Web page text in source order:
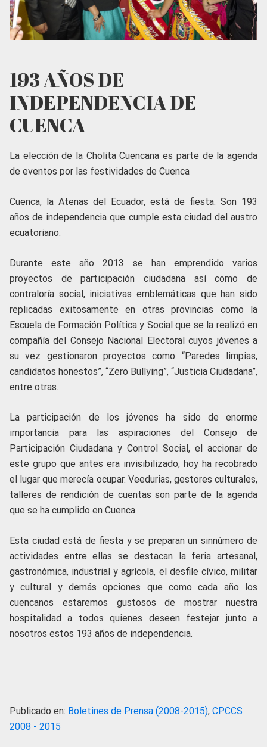
193 AÑOS DE
INDEPENDENCIA DE
CUENCA
La elección de la Cholita Cuencana es parte de la agenda
de eventos por las festividades de Cuenca
Cuenca, la Atenas del Ecuador, está de fiesta. Son 193
años de independencia que cumple esta ciudad del austro
ecuatoriano.
Durante este año 2013 se han emprendido varios
proyectos de participación ciudadana así como de
contraloría social, iniciativas emblemáticas que han sido
replicadas exitosamente en otras provincias como la
Escuela de Formación Política y Social que se la realizó en
compañía del Consejo Nacional Electoral cuyos jóvenes a
su vez gestionaron proyectos como “Paredes limpias,
candidatos honestos”, “Zero Bullying”, “Justicia Ciudadana”,
entre otras.
La participación de los jóvenes ha sido de enorme
importancia para las aspiraciones del Consejo de
Participación Ciudadana y Control Social, el accionar de
este grupo que antes era invisibilizado, hoy ha recobrado
el lugar que merecía ocupar. Veedurias, gestores culturales,
talleres de rendición de cuentas son parte de la agenda
que se ha cumplido en Cuenca.
Esta ciudad está de fiesta y se preparan un sinnúmero de
actividades entre ellas se destacan la feria artesanal,
gastronómica, industrial y agrícola, el desfile cívico, militar
y cultural y demás opciones que como cada año los
cuencanos estaremos gustosos de mostrar nuestra
hospitalidad a todos quienes deseen festejar junto a
nosotros estos 193 años de independencia.
Publicado en: Boletines de Prensa (2008-2015), CPCCS
2008 - 2015